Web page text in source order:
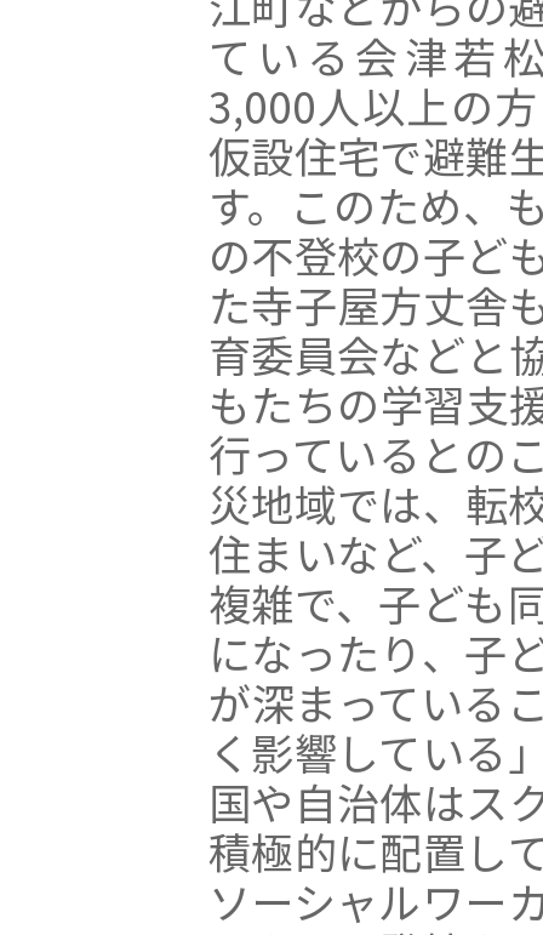
ている会津若
3,000人以上の
仮設住宅で避難
す。このため、
の不登校の子ど
た寺子屋方丈舎
育委員会などと
もたちの学習支
行っているとの
災地域では、転
住まいなど、子
複雑で、子ども
になったり、子
が深まっている
く影響している
国や自治体はス
積極的に配置し
ソーシャルワー